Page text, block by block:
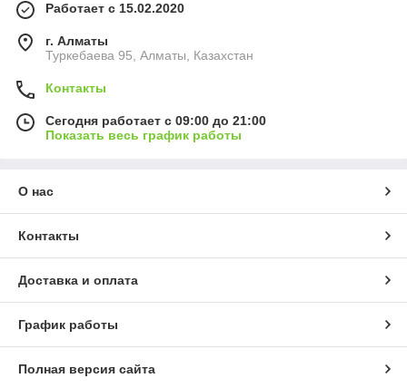
Работает с 15.02.2020
г. Алматы
Туркебаева 95, Алматы, Казахстан
Контакты
Сегодня работает с 09:00 до 21:00
Показать весь график работы
О нас
Контакты
Доставка и оплата
График работы
Полная версия сайта